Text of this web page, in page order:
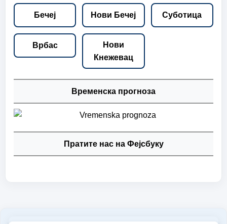
Бечеј Нови Бечеј Суботица
Врбас
Нови
Кнежевац
Временска прогноза
Пратите нас на Фејсбуку